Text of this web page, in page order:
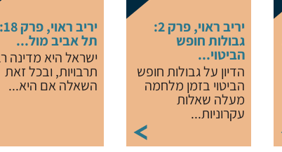
יריב ראוי, פרק 2:
גבולות חופש
הביטוי...
הדיון על גבולות חופש
הביטוי בזמן מלחמה
מעלה שאלות
עקרוניות...
יריב ראוי, פרק 18:
תל אביב מול...
ישראל היא מדינה
תרבויות, ובכל זאת
השאלה אם היא...